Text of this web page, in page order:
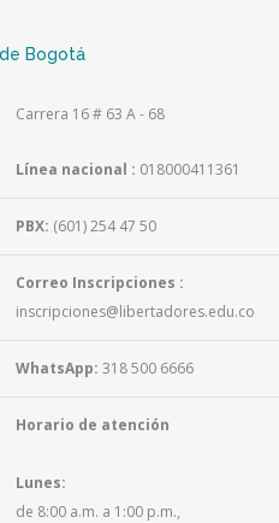
Bogotá
Carrera 16 # 63 A - 68
Línea nacional : 018000411361
PBX: (601) 254 47 50
Correo Inscripciones :
inscripciones@libertadores.edu.co
WhatsApp: 318 500 6666
Horario de atención
Lunes:
de 8:00 a.m. a 1:00 p.m.,